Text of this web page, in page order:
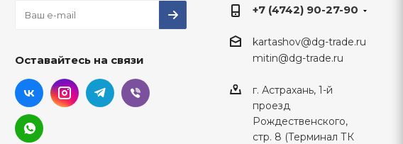
Оставайтесь на связи
+7 (4742) 90-27-90
kartashov@dg-trade.ru
mitin@dg-trade.ru
г. Астрахань, 1-й
проезд
Рождественского,
стр. 8 (Терминал ТК